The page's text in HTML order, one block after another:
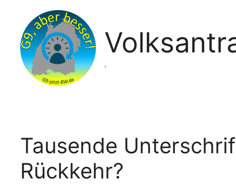
springen
.
Tausende
Rückkehr?